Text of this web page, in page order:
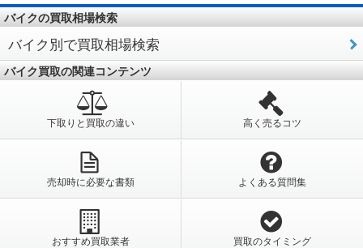
バイクの買取相場検索
バイク別で買取相場検索
バイク買取の関連コンテンツ
下取りと買取の違い 高く売るコツ
売却時に必要な書類 よくある質問集
おすすめ買取業者 買取のタイミング